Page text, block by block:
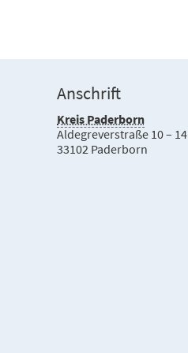
Anschrift
Kreis Paderborn
Aldegreverstraße 10 – 14
33102 Paderborn